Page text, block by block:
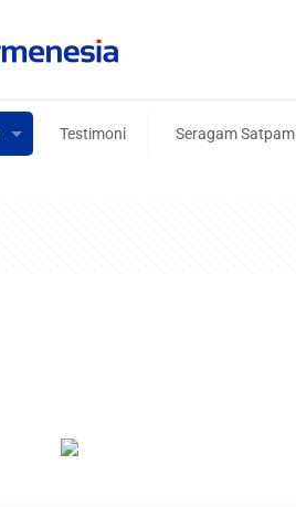
Testimoni Seragam Satpam